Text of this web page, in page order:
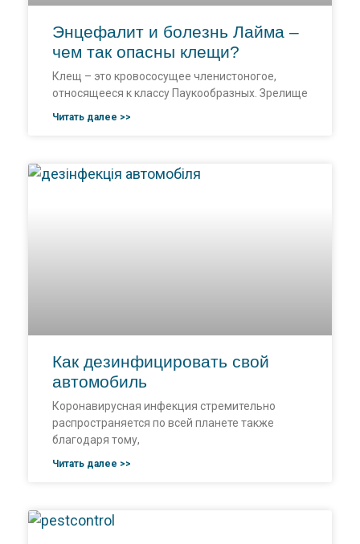
Энцефалит и болезнь Лайма –
чем так опасны клещи?
Клещ – это кровососущее членистоногое,
относящееся к классу Паукообразных. Зрелище
Читать далее >>
Как дезинфицировать свой
автомобиль
Коронавирусная инфекция стремительно
распространяется по всей планете также
благодаря тому,
Читать далее >>